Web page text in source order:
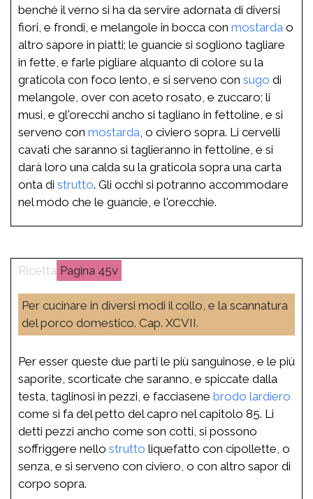
benché il verno si ha da servire adornata di diversi
fiori, e frondi, e melangole in bocca con mostarda o
altro sapore in piatti; le guancie si sogliono tagliare
in fette, e farle pigliare alquanto di colore su la
graticola con foco lento, e si serveno con sugo di
melangole, over con aceto rosato, e zuccaro; li
musi, e gl'orecchi ancho si tagliano in fettoline, e si
serveno con mostarda , o civiero sopra. Li cervelli
cavati che saranno si taglieranno in fettoline, e si
darà loro una calda su la graticola sopra una carta
onta di strutto. Gli occhi si potranno accommodare
nel modo che le guancie, e l'orecchie.
45v
Per cucinare in diversi modi il collo, e la scannatura
del porco domestico. Cap. XCVII.
Per esser queste due parti le più sanguinose, e le più
saporite, scorticate che saranno, e spiccate dalla
testa, taglinosi in pezzi, e facciasene brodo lardiero
come si fa del petto del capro nel capitolo 85. Li
detti pezzi ancho come son cotti, si possono
soffriggere nello strutto liquefatto con cipollette, o
senza, e si serveno con civiero, o con altro sapor di
corpo sopra.